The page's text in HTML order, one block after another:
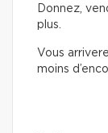
Donnez,
plus.
Vous
moins